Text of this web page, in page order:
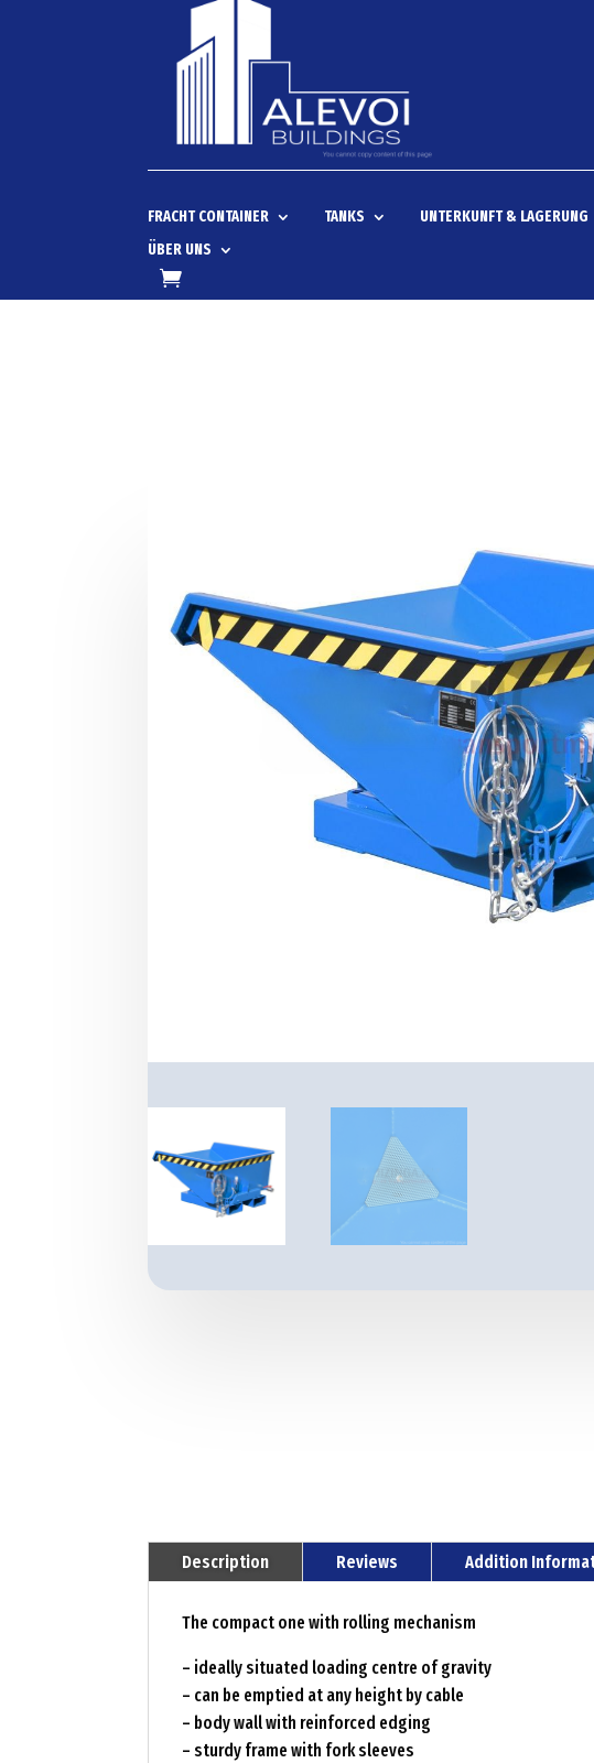
FRACHT CONTAINER TANKS UNTERKUNFT & LAGERUNG
ÜBER UNS
Description Reviews Addition
The compact one with rolling mechanism
– ideally situated loading centre of gravity
– can be emptied at any height by cable
– body wall with reinforced edging
– sturdy frame with fork sleeves